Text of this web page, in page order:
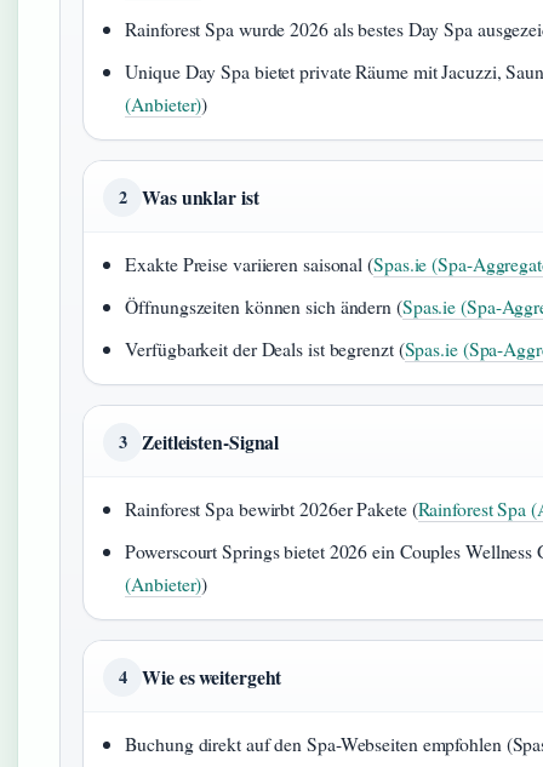
Rainforest Spa wurde 2026 als bestes Day Spa
Unique Day Spa bietet private Räume mit Jacuzzi,
(Anbieter))
2 Was unklar ist
Exakte Preise variieren saisonal (Spas.ie (Spa-
Öffnungszeiten können sich ändern (Spas.ie (Spa-
Verfügbarkeit der Deals ist begrenzt (Spas.ie (Spa-
3 Zeitleisten-Signal
Rainforest Spa bewirbt 2026er Pakete (Rainforest Spa
Powerscourt Springs bietet 2026 ein Couples Wellness
(Anbieter))
4 Wie es weitergeht
Buchung direkt auf den Spa-Webseiten empfohlen